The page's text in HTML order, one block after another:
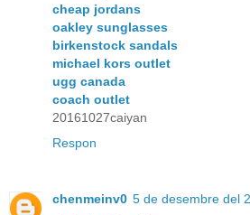
cheap jordans
oakley sunglasses
birkenstock sandals
michael kors outlet
ugg canada
coach outlet
20161027caiyan
Respon
chenmeinv0 5 de desembre del